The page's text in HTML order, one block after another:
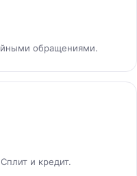
обращениями.
и кредит.